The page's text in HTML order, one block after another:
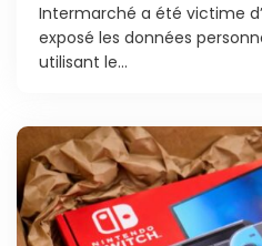
Intermarché a été victime
exposé les données
utilisant le...